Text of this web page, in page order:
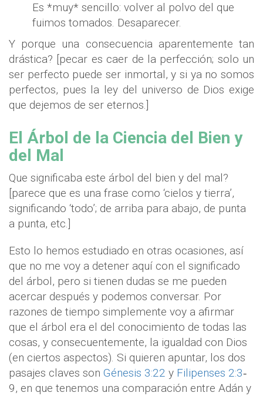
Es *muy* sencillo: volver al polvo del que
fuimos tomados. Desaparecer.
Y porque una consecuencia aparentemente tan
drástica? [pecar es caer de la perfección; solo un
ser perfecto puede ser inmortal, y si ya no somos
perfectos, pues la ley del universo de Dios exige
que dejemos de ser eternos.]
El Árbol de la Ciencia del Bien y
del Mal
Que significaba este árbol del bien y del mal?
[parece que es una frase como ‘cielos y tierra’,
significando ‘todo’; de arriba para abajo, de punta
a punta, etc.]
Esto lo hemos estudiado en otras ocasiones, así
que no me voy a detener aquí con el significado
del árbol, pero si tienen dudas se me pueden
acercar después y podemos conversar. Por
razones de tiempo simplemente voy a afirmar
que el árbol era el del conocimiento de todas las
cosas, y consecuentemente, la igualdad con Dios
(en ciertos aspectos). Si quieren apuntar, los dos
pasajes claves son Génesis 3:22 y Filipenses 2:3‐
9, en que tenemos una comparación entre Adán y